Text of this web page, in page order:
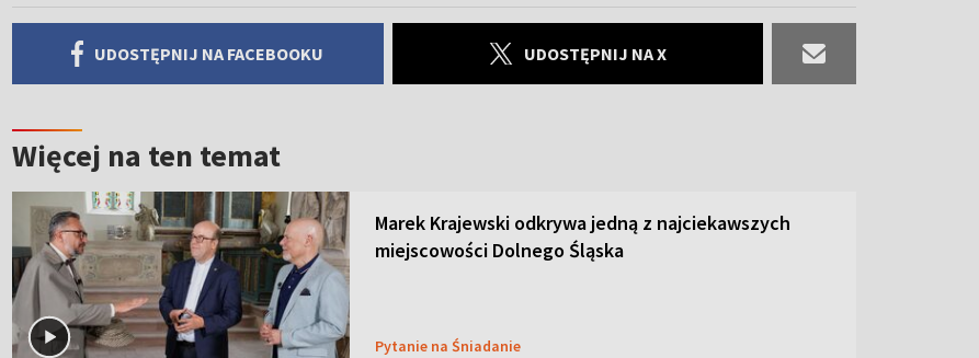
UDOSTĘPNIJ NA FACEBOOKU UDOSTĘPNIJ NA X
Więcej na ten temat
Marek Krajewski odkrywa jedną z najciekawszych
miejscowości Dolnego Śląska
Pytanie na Śniadanie